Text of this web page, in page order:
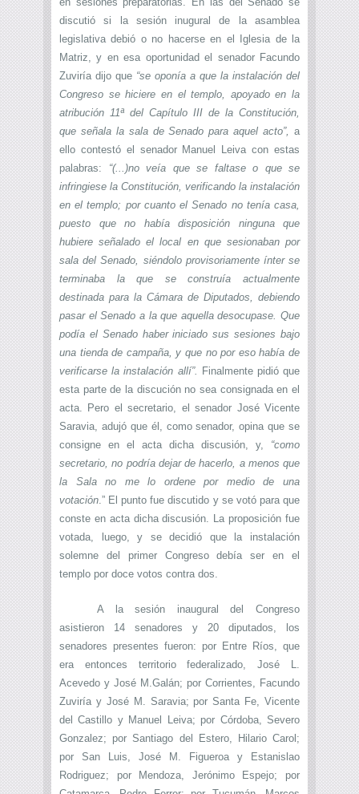
discutió si la sesión inugural de la asamblea
legislativa debió o no hacerse en el Iglesia de la
Matriz, y en esa oportunidad el senador Facundo
Zuviría dijo que “se oponía a que la instalación del
Congreso se hiciere en el templo, apoyado en la
atribución 11ª del Capítulo III de la Constitución,
que señala la sala de Senado para aquel acto”, a
ello contestó el senador Manuel Leiva con estas
palabras: “(...)no veía que se faltase o que se
infringiese la Constitución, verificando la instalación
en el templo; por cuanto el Senado no tenía casa,
puesto que no había disposición ninguna que
hubiere señalado el local en que sesionaban por
sala del Senado, siéndolo provisoriamente ínter se
terminaba la que se construía actualmente
destinada para la Cámara de Diputados, debiendo
pasar el Senado a la que aquella desocupase. Que
podía el Senado haber iniciado sus sesiones bajo
una tienda de campaña, y que no por eso había de
verificarse la instalación allí”. Finalmente pidió que
esta parte de la discución no sea consignada en el
acta. Pero el secretario, el senador José Vicente
Saravia, adujó que él, como senador, opina que se
consigne en el acta dicha discusión, y,
“como
secretario, no podría dejar de hacerlo, a menos que
la Sala no me lo ordene por medio de una
votación .” El punto fue discutido y se votó para que
conste en acta dicha discusión. La proposición fue
votada, luego, y se decidió que la instalación
solemne del primer Congreso debía ser en el
templo por doce votos contra dos.
A la sesión inaugural del Congreso
asistieron 14 senadores y 20 diputados, los
senadores presentes fueron: por Entre Ríos, que
era entonces territorio federalizado, José L.
Acevedo y José M.Galán; por Corrientes, Facundo
Zuviría y José M. Saravia; por Santa Fe, Vicente
del Castillo y Manuel Leiva; por Córdoba, Severo
Gonzalez; por Santiago del Estero, Hilario Carol;
por San Luis, José M. Figueroa y Estanislao
Rodriguez; por Mendoza, Jerónimo Espejo; por